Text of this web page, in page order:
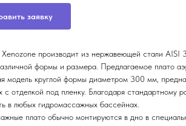
заявку
производит из нержавеющей стали
формы и размера. Предлагаемое плато
модель круглой формы диаметром 300 мм,
с отделкой под пленку. Благодаря стандартному
в любых гидромассажных бассейнах.
плато обычно монтируются в дно в